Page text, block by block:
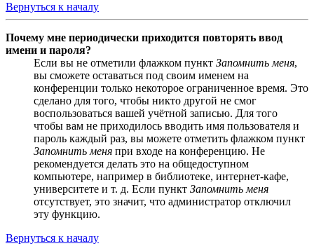
Вернуться к началу
Почему мне периодически приходится повторять ввод
имени и пароля?
Если вы не отметили флажком пункт Запомнить меня,
вы сможете оставаться под своим именем на
конференции только некоторое ограниченное время. Это
сделано для того, чтобы никто другой не смог
воспользоваться вашей учётной записью. Для того
чтобы вам не приходилось вводить имя пользователя и
пароль каждый раз, вы можете отметить флажком пункт
Запомнить меня при входе на конференцию. Не
рекомендуется делать это на общедоступном
компьютере, например в библиотеке, интернет-кафе,
университете и т. д. Если пункт Запомнить меня
отсутствует, это значит, что администратор отключил
эту функцию.
Вернуться к началу